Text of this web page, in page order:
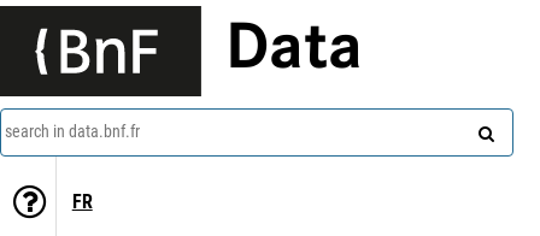
Data
search in data.bnf.fr
FR